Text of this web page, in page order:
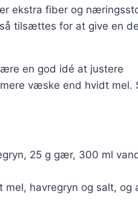
ekstra fiber og
tilsættes for at give en
en god idé at justere
væske end hvidt mel.
25 g gær, 300 ml
havregryn og salt, og